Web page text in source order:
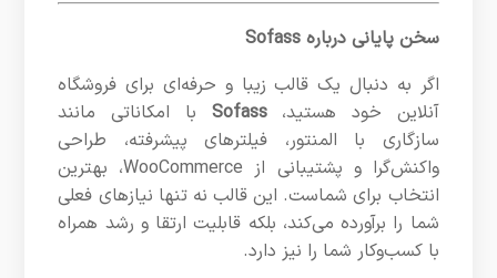
سخن پایانی درباره Sofass
اگر به دنبال یک قالب زیبا و حرفه‌ای برای فروشگاه
آنلاین خود هستید،Sofass با امکاناتی مانند
سازگاری با المنتور، فیلترهای پیشرفته، طراحی
واکنش‌گرا و پشتیبانی از WooCommerce، بهترین
انتخاب برای شماست. این قالب نه تنها نیازهای فعلی
شما را برآورده می‌کند، بلکه قابلیت ارتقا و رشد همراه
با کسب‌وکار شما را نیز دارد.